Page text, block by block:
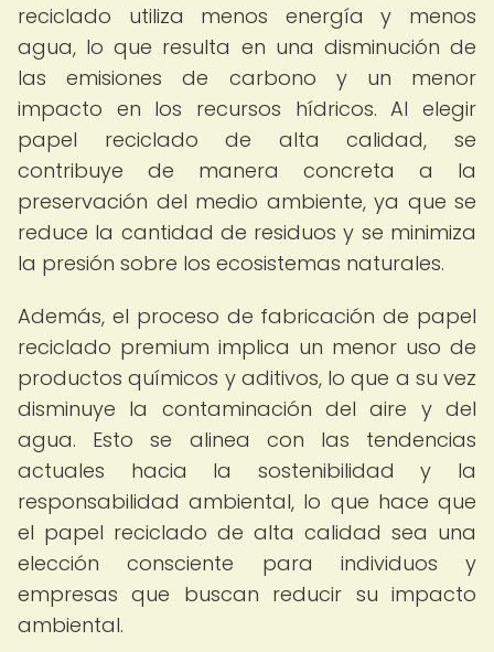
reciclado utiliza menos energía y menos
agua, lo que resulta en una disminución de
las emisiones de carbono y un menor
impacto en los recursos hídricos. Al elegir
papel reciclado de alta calidad, se
contribuye de manera concreta a la
preservación del medio ambiente, ya que se
reduce la cantidad de residuos y se minimiza
la presión sobre los ecosistemas naturales.
Además, el proceso de fabricación de papel
reciclado premium implica un menor uso de
productos químicos y aditivos, lo que a su vez
disminuye la contaminación del aire y del
agua. Esto se alinea con las tendencias
actuales hacia la sostenibilidad y la
responsabilidad ambiental, lo que hace que
el papel reciclado de alta calidad sea una
elección consciente para individuos y
empresas que buscan reducir su impacto
ambiental.